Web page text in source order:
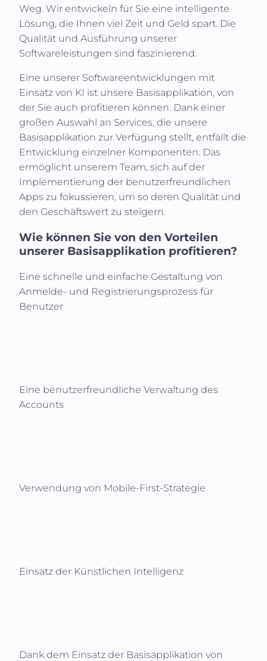
Weg. Wir entwickeln für Sie eine intelligente
Lösung, die Ihnen viel Zeit und Geld spart. Die
Qualität und Ausführung unserer
Softwareleistungen sind faszinierend.
Eine unserer Softwareentwicklungen mit
Einsatz von KI ist unsere Basisapplikation, von
der Sie auch profitieren können. Dank einer
großen Auswahl an Services, die unsere
Basisapplikation zur Verfügung stellt, entfällt die
Entwicklung einzelner Komponenten. Das
ermöglicht unserem Team, sich auf der
Implementierung der benutzerfreundlichen
Apps zu fokussieren, um so deren Qualität und
den Geschäftswert zu steigern.
Wie können Sie von den Vorteilen
unserer Basisapplikation profitieren?
Eine schnelle und einfache Gestaltung von
Anmelde- und Registrierungsprozess für
Benutzer
Eine benutzerfreundliche Verwaltung des
Accounts
Verwendung von Mobile-First-Strategie
Einsatz der Künstlichen Intelligenz
Dank dem Einsatz der Basisapplikation von